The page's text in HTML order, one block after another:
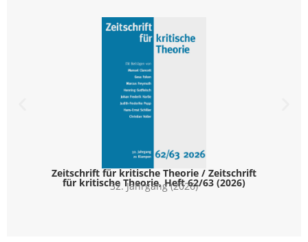
Zeitschrift für kritische Theorie / Zeitschrift
für kritische Theorie, Heft 62/63 (2026)
32. Jahrgang (2026)